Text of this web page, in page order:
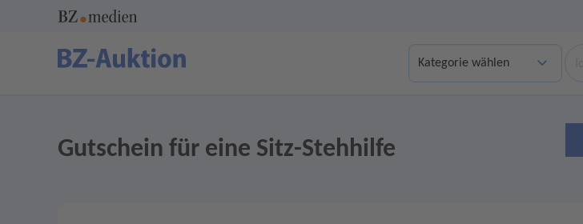
Gutschein für eine Sitz-Stehhilfe